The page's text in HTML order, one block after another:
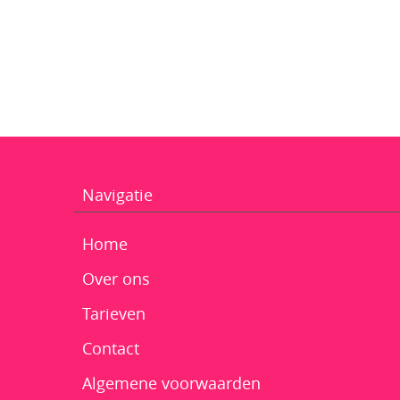
Navigatie
Home
Over ons
Tarieven
Contact
Algemene voorwaarden